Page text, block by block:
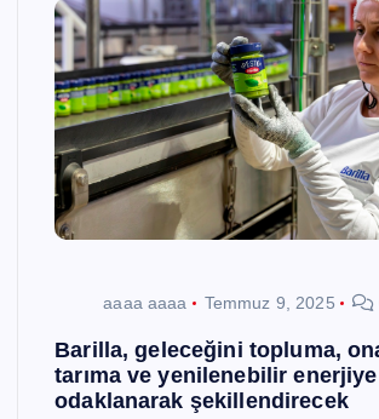
aaaa aaaa Temmuz 9, 2025
Barilla, geleceğini topluma,
tarıma ve yenilenebilir enerjiye
odaklanarak şekillendirecek